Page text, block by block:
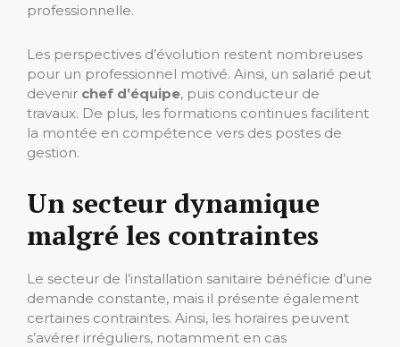
professionnelle.
Les perspectives d’évolution restent nombreuses
pour un professionnel motivé. Ainsi, un salarié peut
devenir chef d’équipe, puis conducteur de
travaux. De plus, les formations continues facilitent
la montée en compétence vers des postes de
gestion.
Un secteur dynamique
malgré les contraintes
Le secteur de l’installation sanitaire bénéficie d’une
demande constante, mais il présente également
certaines contraintes. Ainsi, les horaires peuvent
s’avérer irréguliers, notamment en cas